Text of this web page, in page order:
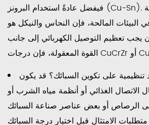
فيفضل عادةً استخدام البرونز (Cu-Sn). إذا كانت الأولوية
البيئات المالحة، فإن النحاس والنيكل هو
يجب تعظيم التوصيل الكهربائي إلى جانب
على تكوين السبائك؟ قد يكون
الاتصال الغذائي أو أنظمة مياه الشرب أو
الرصاص أو بعض عناصر صناعة السبائك